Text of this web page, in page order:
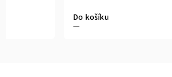
Do košíku